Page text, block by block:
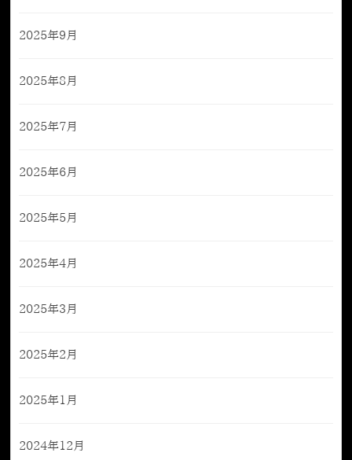
2025年9月
2025年8月
2025年7月
2025年6月
2025年5月
2025年4月
2025年3月
2025年2月
2025年1月
2024年12月